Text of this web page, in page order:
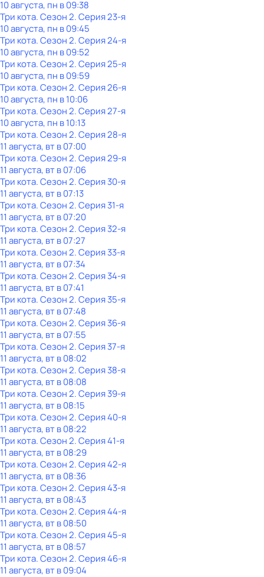
10 августа, пн в 09:38
Три кота. Сезон 2. Серия 23-я
10 августа, пн в 09:45
Три кота. Сезон 2. Серия 24-я
10 августа, пн в 09:52
Три кота. Сезон 2. Серия 25-я
10 августа, пн в 09:59
Три кота. Сезон 2. Серия 26-я
10 августа, пн в 10:06
Три кота. Сезон 2. Серия 27-я
10 августа, пн в 10:13
Три кота. Сезон 2. Серия 28-я
11 августа, вт в 07:00
Три кота. Сезон 2. Серия 29-я
11 августа, вт в 07:06
Три кота. Сезон 2. Серия 30-я
11 августа, вт в 07:13
Три кота. Сезон 2. Серия 31-я
11 августа, вт в 07:20
Три кота. Сезон 2. Серия 32-я
11 августа, вт в 07:27
Три кота. Сезон 2. Серия 33-я
11 августа, вт в 07:34
Три кота. Сезон 2. Серия 34-я
11 августа, вт в 07:41
Три кота. Сезон 2. Серия 35-я
11 августа, вт в 07:48
Три кота. Сезон 2. Серия 36-я
11 августа, вт в 07:55
Три кота. Сезон 2. Серия 37-я
11 августа, вт в 08:02
Три кота. Сезон 2. Серия 38-я
11 августа, вт в 08:08
Три кота. Сезон 2. Серия 39-я
11 августа, вт в 08:15
Три кота. Сезон 2. Серия 40-я
11 августа, вт в 08:22
Три кота. Сезон 2. Серия 41-я
11 августа, вт в 08:29
Три кота. Сезон 2. Серия 42-я
11 августа, вт в 08:36
Три кота. Сезон 2. Серия 43-я
11 августа, вт в 08:43
Три кота. Сезон 2. Серия 44-я
11 августа, вт в 08:50
Три кота. Сезон 2. Серия 45-я
11 августа, вт в 08:57
Три кота. Сезон 2. Серия 46-я
11 августа, вт в 09:04